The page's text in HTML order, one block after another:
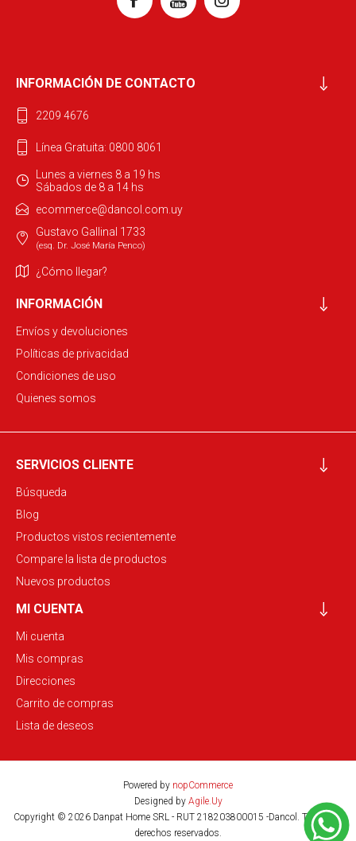
INFORMACIÓN DE CONTACTO
2209 4676
Línea Gratuita: 0800 8061
Lunes a viernes 8 a 19 hs
Sábados de 8 a 14 hs
ecommerce@dancol.com.uy
Gustavo Gallinal 1733
(esq. Dr. José María Penco)
¿Cómo llegar?
INFORMACIÓN
Envíos y devoluciones
Políticas de privacidad
Condiciones de uso
Quienes somos
SERVICIOS CLIENTE
Búsqueda
Blog
Productos vistos recientemente
Compare la lista de productos
Nuevos productos
MI CUENTA
Mi cuenta
Mis compras
Direcciones
Carrito de compras
Lista de deseos
Powered by nopCommerce
Designed by Agile.Uy
Copyright © 2026 Danpat Home SRL - RUT 218203800015 -Dancol. Todos los
derechos reservados.